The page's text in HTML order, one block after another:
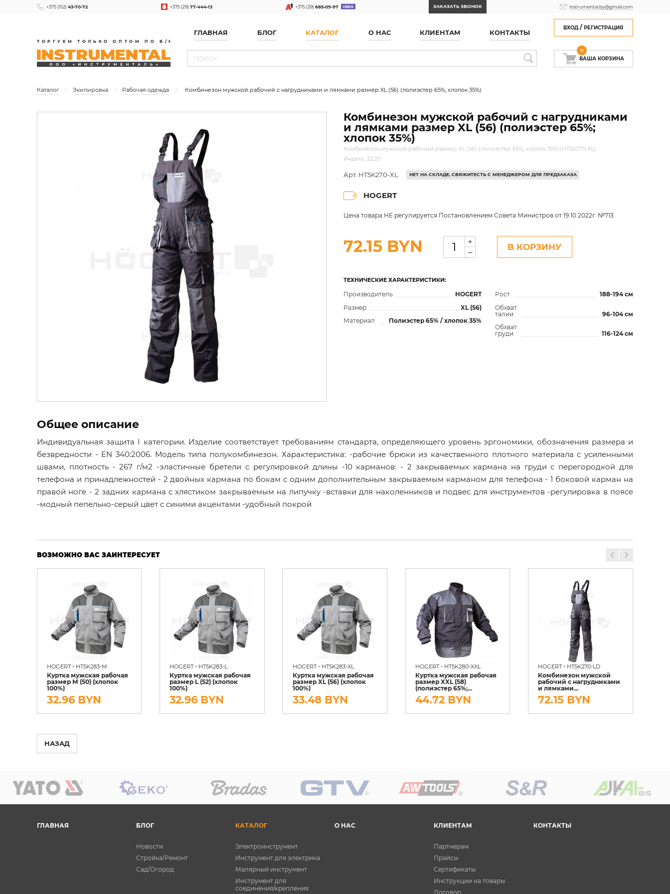
+375 (152) 43-70-72 +375 (29)77-444-13 +375 (29)685-09-97 ЗАКАЗАТЬ ЗВОНОК instrumental.by@gmail.com
ТОРГУЕМ ТОЛЬКО ОПТОМ ПО Б/Н
ГЛАВНАЯ БЛОГ КАТАЛОГ О НАС КЛИЕНТАМ КОНТАКТЫ
ВХОД /РЕГИСТРАЦИЯ
0
ВАША КОРЗИНА
Каталог Экипировка Рабочая одежда Комбинезон мужской рабочий с нагрудниками и лямками размер XL (56) (полиэстер 65%; хлопок 35%)
Комбинезон мужской рабочий с нагрудниками
и лямками размер XL (56) (полиэстер 65%;
хлопок 35%)
Комбинезон мужской рабочий размер XL (56) (полиэстер 65%; хлопок 35%)(HT5K270-XL)
Индекс: 22,20
Арт. HT5K270-XL НЕТ НА СКЛАДЕ, СВЯЖИТЕСТЬ С МЕНЕДЖЕРОМ ДЛЯ ПРЕДЗАКАЗА
HOGERT
Цена товара НЕ регулируется Постановлением Совета Министров от 19.10.2022г. №713
72.15 BYN
+
–
В КОРЗИНУ
ТЕХНИЧЕСКИЕ ХАРАКТЕРИСТИКИ:
Производитель
HOGERT
Размер
XL (56)
Материал
Полиэстер 65% / хлопок 35%
Рост
188-194 см
Обхват
талии
96-104 см
Обхват
груди
116-124 см
Общее описание
Индивидуальная защита I категории. Изделие соответствует требованиям стандарта, определяющего уровень эргономики, обозначения размера и
безвредности - EN 340:2006. Модель типа полукомбинезон. Характеристика: -рабочие брюки из качественного плотного материала с усиленными
швами, плотность - 267 г/м2 -эластичные бретели с регулировкой длины -10 карманов: - 2 закрываемых кармана на груди с перегородкой для
телефона и принадлежностей - 2 двойных кармана по бокам с одним дополнительным закрываемым карманом для телефона - 1 боковой карман на
правой ноге - 2 задних кармана с хлястиком закрываемым на липучку -вставки для наколенников и подвес для инструментов -регулировка в поясе
-модный пепельно-серый цвет с синими акцентами -удобный покрой
ВОЗМОЖНО ВАС ЗАИНТЕРЕСУЕТ
HOGERT• HT5K283-M
Куртка мужская рабочая
размер М (50) (хлопок
100%)
32.96 BYN
HOGERT• HT5K283-L
Куртка мужская рабочая
размер L (52) (хлопок
100%)
32.96 BYN
HOGERT• HT5K283-XL
Куртка мужская рабочая
размер XL (56) (хлопок
100%)
33.48 BYN
HOGERT• HT5K280-XXL
Куртка мужская рабочая
размер XXL (58)
(полиэстер 65%;...
44.72 BYN
HOGERT• HT5K270-LD
Комбинезон мужской
рабочий с нагрудниками
и лямками...
72.15 BYN
НАЗАД
ГЛАВНАЯ БЛОГ
Новости
Стройка/Ремонт
Сад/Огород
КАТАЛОГ
Электроинструмент
Инструмент для электрика
Малярный инструмент
Инструмент для
соединения/крепления
О НАС КЛИЕНТАМ
Партнерам
Прайсы
Сертификаты
Инструкции на товары
Договор
КОНТАКТЫ